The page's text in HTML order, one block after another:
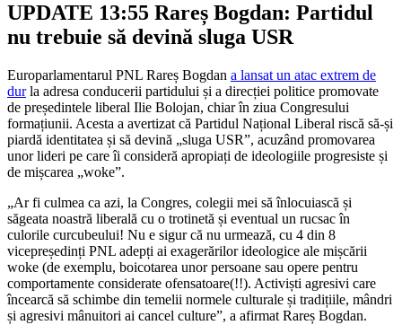
UPDATE 13:55 Rareș Bogdan: Partidul
nu trebuie să devină sluga USR
Europarlamentarul PNL Rareș Bogdan a lansat un atac extrem de
dur la adresa conducerii partidului și a direcției politice promovate
de președintele liberal Ilie Bolojan, chiar în ziua Congresului
formațiunii. Acesta a avertizat că Partidul Național Liberal riscă să-și
piardă identitatea și să devină „sluga USR”, acuzând promovarea
unor lideri pe care îi consideră apropiați de ideologiile progresiste și
de mișcarea „woke”.
„Ar fi culmea ca azi, la Congres, colegii mei să înlocuiască și
săgeata noastră liberală cu o trotinetă și eventual un rucsac în
culorile curcubeului! Nu e sigur că nu urmează, cu 4 din 8
vicepreședinți PNL adepți ai exagerărilor ideologice ale mișcării
woke (de exemplu, boicotarea unor persoane sau opere pentru
comportamente considerate ofensatoare(!!). Activiști agresivi care
încearcă să schimbe din temelii normele culturale și tradițiile, mândri
și agresivi mânuitori ai cancel culture”, a afirmat Rareș Bogdan.